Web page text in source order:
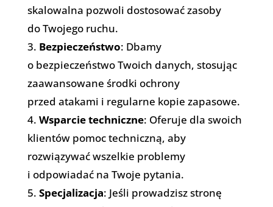
skalowalna pozwoli dostosować zasoby
do Twojego ruchu.
Bezpieczeństwo: Dbamy
o bezpieczeństwo Twoich danych, stosując
zaawansowane środki ochrony
przed atakami i regularne kopie zapasowe.
Wsparcie techniczne: Oferuje dla swoich
klientów pomoc techniczną, aby
rozwiązywać wszelkie problemy
i odpowiadać na Twoje pytania.
Specjalizacja: Jeśli prowadzisz stronę